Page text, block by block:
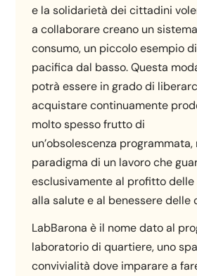
e la solidarietà dei cittadini
a collaborare creano un
consumo, un piccolo esempio
pacifica dal basso. Questa
potrà essere in grado di
acquistare continuamente
molto spesso frutto di
un’obsolescenza
paradigma di un lavoro che
esclusivamente al profitto delle
alla salute e al benessere delle
LabBarona è il nome dato al
laboratorio di quartiere, uno
convivialità dove imparare a